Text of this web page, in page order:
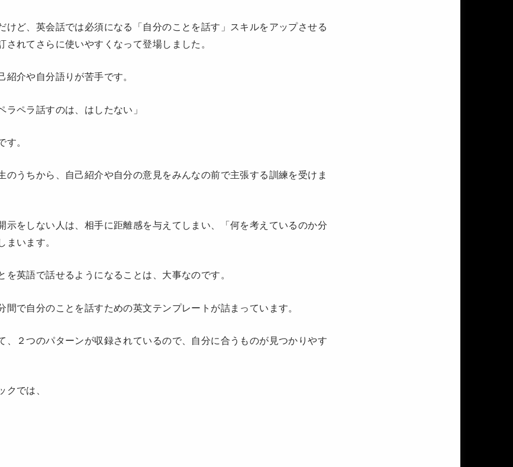
けど、英会話では必須になる「自分のことを話す」スキルをアップさせる
されてさらに使いやすくなって登場しました。
紹介や自分語りが苦手です。
ラペラ話すのは、はしたない」
す。
のうちから、自己紹介や自分の意見をみんなの前で主張する訓練を受けま
示をしない人は、相手に距離感を与えてしまい、「何を考えているのか分
まいます。
を英語で話せるようになることは、大事なのです。
間で自分のことを話すための英文テンプレートが詰まっています。
、２つのパターンが収録されているので、自分に合うものが見つかりやす
クでは、